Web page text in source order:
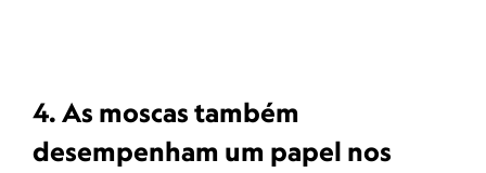
4. As moscas também
desempenham um papel nos